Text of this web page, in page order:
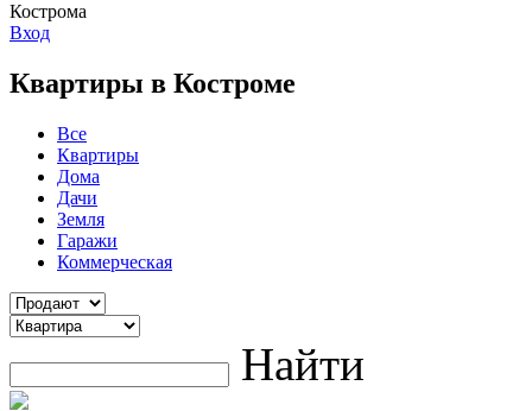
Кострома
Вход
Квартиры в Костроме
Все
Квартиры
Дома
Дачи
Земля
Гаражи
Коммерческая
Найти